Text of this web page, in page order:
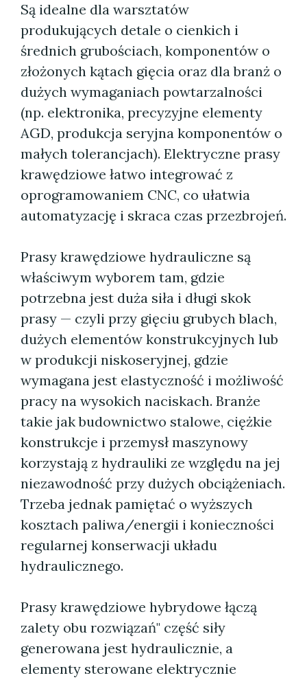
Są idealne dla warsztatów
produkujących detale o cienkich i
średnich grubościach, komponentów o
złożonych kątach gięcia oraz dla branż o
dużych wymaganiach powtarzalności
(np. elektronika, precyzyjne elementy
AGD, produkcja seryjna komponentów o
małych tolerancjach). Elektryczne prasy
krawędziowe łatwo integrować z
oprogramowaniem CNC, co ułatwia
automatyzację i skraca czas przezbrojeń.
Prasy krawędziowe hydrauliczne są
właściwym wyborem tam, gdzie
potrzebna jest duża siła i długi skok
prasy — czyli przy gięciu grubych blach,
dużych elementów konstrukcyjnych lub
w produkcji niskoseryjnej, gdzie
wymagana jest elastyczność i możliwość
pracy na wysokich naciskach. Branże
takie jak budownictwo stalowe, ciężkie
konstrukcje i przemysł maszynowy
korzystają z hydrauliki ze względu na jej
niezawodność przy dużych obciążeniach.
Trzeba jednak pamiętać o wyższych
kosztach paliwa/energii i konieczności
regularnej konserwacji układu
hydraulicznego.
Prasy krawędziowe hybrydowe łączą
zalety obu rozwiązań" część siły
generowana jest hydraulicznie, a
elementy sterowane elektrycznie